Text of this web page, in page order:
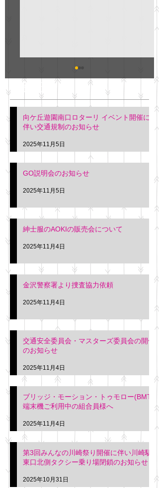
明日(11月6日)午後3時～5
階会議室にてGOの説明会
を行います。 神奈川個人
タクシー協同組合 専務 佐
久間
最新記事
向ケ丘遊園南口ロターリ イベント開催に
伴い交通規制のお知らせ
2025年11月5日
GO説明会のお知らせ
2025年11月5日
紳士服のAOKIの販売会について
2025年11月4日
金沢警察署より捜査協力依頼
2025年11月4日
交通安全委員会・マスターズ委員会の開催
のお知らせ
2025年11月4日
ブリッジ・モーション・トゥモロー(BMT)
端末機ご利用中の組合員様へ
2025年11月4日
第3回みんなの川崎祭り開催に伴い川崎駅
東口北側タクシー乗り場閉鎖のお知らせ
2025年10月31日